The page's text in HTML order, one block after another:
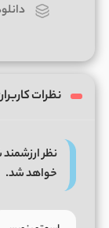
نظرات
نظر
خواهد شد.